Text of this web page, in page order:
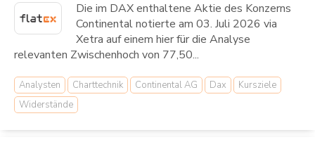
Die im DAX enthaltene Aktie des Konzerns
Continental notierte am 03. Juli 2026 via
Xetra auf einem hier für die Analyse
relevanten Zwischenhoch von 77,50...
Analysten Charttechnik Continental AG Dax
Kursziele
Widerstände